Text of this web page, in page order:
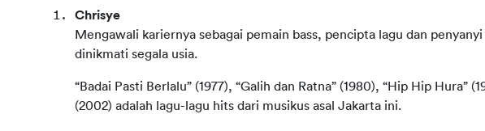
Chrisye
Mengawali kariernya sebagai pemain bass, pencipta lagu dan
dinikmati segala usia.
“Badai Pasti Berlalu” (1977), “Galih dan Ratna” (1980), “Hip Hip Hura”
(2002) adalah lagu-lagu hits dari musikus asal Jakarta ini.